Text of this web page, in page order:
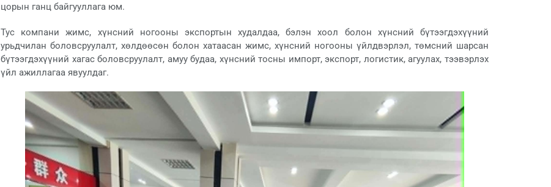
цорын ганц байгууллага юм.
Тус компани жимс, хүнсний ногооны экспортын худалдаа, бэлэн хоол болон хүнсний бүтээгдэхүүний
урьдчилан боловсруулалт, хөлдөөсөн болон хатаасан жимс, хүнсний ногооны үйлдвэрлэл, төмсний шарсан
бүтээгдэхүүний хагас боловсруулалт, амуу будаа, хүнсний тосны импорт, экспорт, логистик, агуулах, тээвэрлэх
үйл ажиллагаа явуулдаг.